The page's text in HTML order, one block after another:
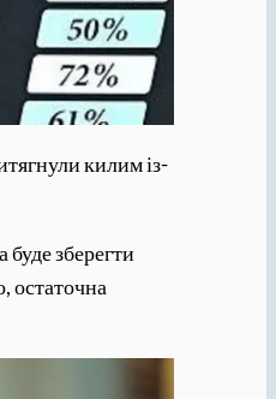
килим із-
зберегти
​​остаточна